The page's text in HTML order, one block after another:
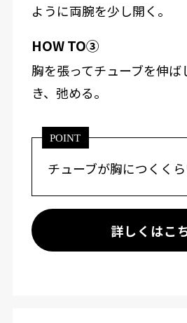
ように両腕を少し開く。
HOW TO③
胸を張ってチューブを伸ば
き、弛める。
POINT
チューブが胸につくくら
詳しくはこ